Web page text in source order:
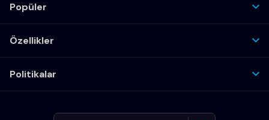
Popüler
Özellikler
Politikalar